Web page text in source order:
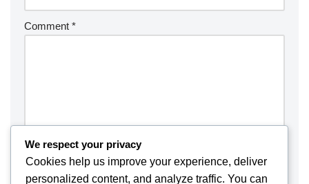
Comment *
We respect your privacy
Cookies help us improve your experience, deliver
personalized content, and analyze traffic. You can